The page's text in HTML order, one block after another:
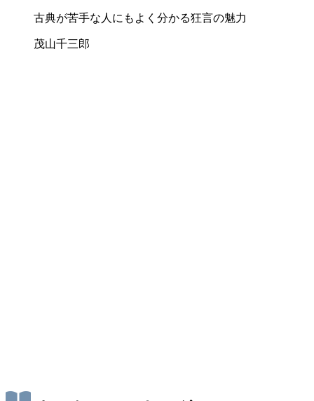
古典が苦手な人にもよく分かる狂言の魅力
茂山千三郎